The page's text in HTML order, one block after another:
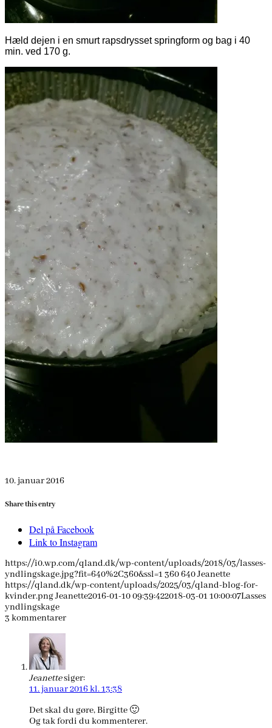
Hæld dejen i en smurt rapsdrysset springform og bag i 40
min. ved 170 g.
10. januar 2016
Share this entry
Del på Facebook
Link to Instagram
https://i0.wp.com/qland.dk/wp-content/uploads/2018/03/lasses-
yndlingskage.jpg?fit=640%2C360&ssl=1 360640Jeanette
https://qland.dk/wp-content/uploads/2025/03/qland-blog-for-
kvinder.pngJeanette2016-01-10 09:39:422018-03-01 10:00:07Lasses
yndlingskage
3 kommentarer
Jeanettesiger:
11. januar 2016 kl. 13:38
Det skal du gøre, Birgitte 🙂
Og tak fordi du kommenterer.